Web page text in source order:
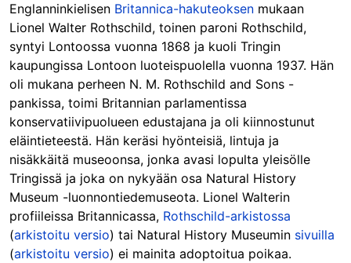
Englanninkielisen Britannica-hakuteoksen mukaan
Lionel Walter Rothschild, toinen paroni Rothschild,
syntyi Lontoossa vuonna 1868 ja kuoli Tringin
kaupungissa Lontoon luoteispuolella vuonna 1937. Hän
oli mukana perheen N. M. Rothschild and Sons -
pankissa, toimi Britannian parlamentissa
konservatiivipuolueen edustajana ja oli kiinnostunut
eläintieteestä. Hän keräsi hyönteisiä, lintuja ja
nisäkkäitä museoonsa, jonka avasi lopulta yleisölle
Tringissä ja joka on nykyään osa Natural History
Museum -luonnontiedemuseota. Lionel Walterin
profiileissa Britannicassa, Rothschild-arkistossa
(arkistoitu versio) tai Natural History Museumin sivuilla
(arkistoitu versio) ei mainita adoptoitua poikaa.